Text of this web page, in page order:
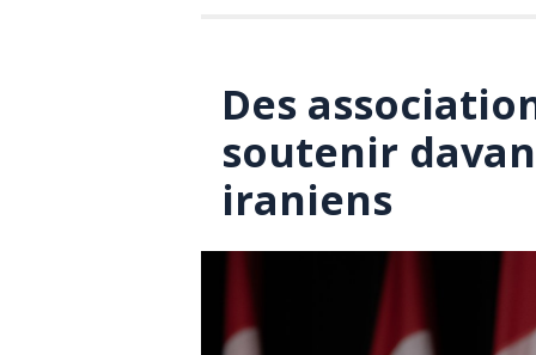
Des
soutenir
iraniens